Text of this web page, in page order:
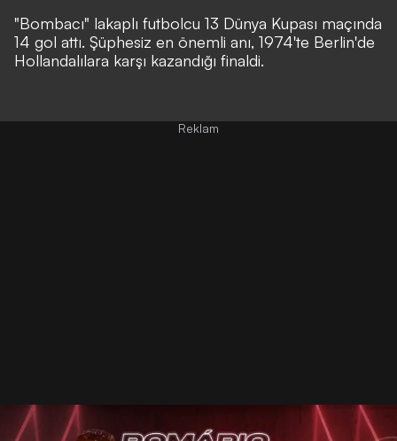
"Bombacı" lakaplı futbolcu 13 Dünya Kupası maçında
14 gol attı. Şüphesiz en önemli anı, 1974'te Berlin'de
Hollandalılara karşı kazandığı finaldi.